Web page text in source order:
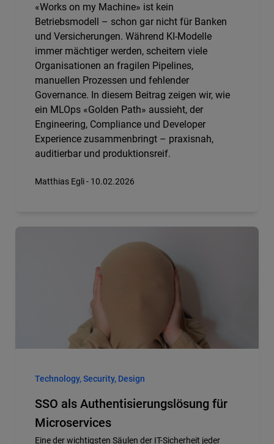
«Works on my Machine» ist kein
Betriebsmodell – schon gar nicht für Banken
und Versicherungen. Während KI-Modelle
immer mächtiger werden, scheitern viele
Organisationen an fragilen Pipelines,
manuellen Prozessen und fehlender
Governance. In diesem Beitrag zeigen wir, wie
ein MLOps «Golden Path» aussieht, der
Engineering, Compliance und Developer
Experience zusammenbringt – praxisnah,
auditierbar und produktionsreif.
Matthias Egli - 10.02.2026
Technology, Security, Design
SSO als Authentisierungslösung für
Microservices
Eine der wichtigsten Säulen der IT-Sicherheit jeder